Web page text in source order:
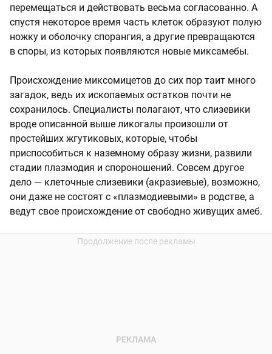
перемещаться и действовать весьма согласованно. А
спустя некоторое время часть клеток образуют полую
ножку и оболочку спорангия, а другие превращаются
в споры, из которых появляются новые миксамебы.
Происхождение миксомицетов до сих пор таит много
загадок, ведь их ископаемых остатков почти не
сохранилось. Специалисты полагают, что слизевики
вроде описанной выше ликогалы произошли от
простейших жгутиковых, которые, чтобы
приспособиться к наземному образу жизни, развили
стадии плазмодия и спороношений. Совсем другое
дело — клеточные слизевики (акразиевые), возможно,
они даже не состоят с «плазмодиевыми» в родстве, а
ведут свое происхождение от свободно живущих амеб.